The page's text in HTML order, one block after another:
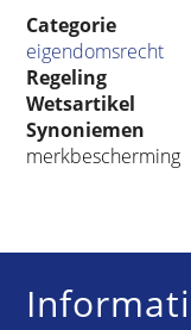
Categorie
eigendomsrecht
Regeling
Wetsartikel
Synoniemen
merkbescherming